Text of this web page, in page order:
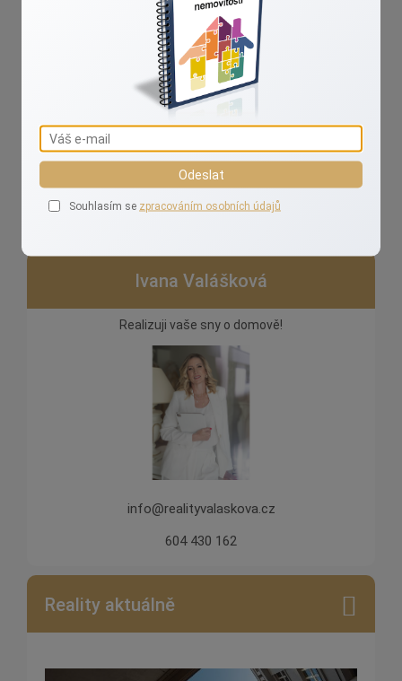
Zvolte vhodnou strategii
Jak dobře prodat nemovitost v dnešní době je
alchymie. Větší než kdy jindy. Proto se raději obraťte
na člověka, pro kterého je takový proces doslova
denní chleba.
Ivana Valášková
Realizuji vaše sny o domově!
info@realityvalaskova.cz
604 430 162
Reality aktuálně
Odeslat
Souhlasím se zpracováním osobních údajů